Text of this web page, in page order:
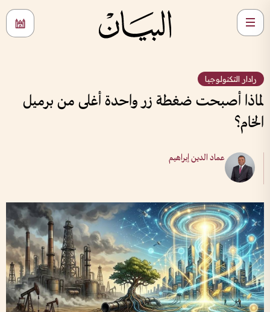
رادار التكنولوجيا
لماذا أصبحت ضغطة زر واحدة أغلى من برميل
الخام؟
عماد الدين إبراهيم